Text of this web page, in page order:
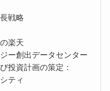
戦略
楽天
ー創出データセンター
投資計画の策定：
ティ